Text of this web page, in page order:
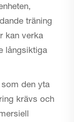
träning
kan verka
långsiktiga
den yta
krävs och